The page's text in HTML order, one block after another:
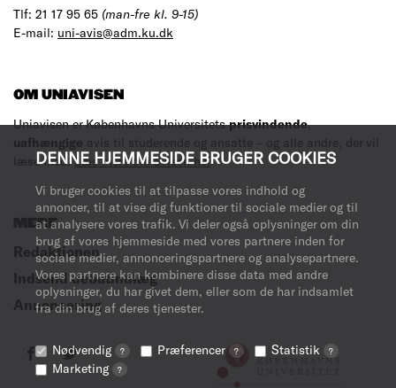
DENNE HJEMMESIDE BRUGER COOKIES
Vi bruger cookies til at tilpasse vores indhold og
annoncer, til at vise dig funktioner til sociale medier og til
at analysere vores trafik. Vi deler også oplysninger om din
brug af vores hjemmeside med vores partnere inden for
sociale medier, annonceringspartnere og analysepartnere.
Vores partnere kan kombinere disse data med andre
oplysninger, du har givet dem, eller som de har indsamlet
fra din brug af deres tjenester.
Nødvendig ? Præferencer ? Statistik ?
Marketing ?
Tlf: 21 17 95 65 (man-fre kl. 9-15)
E-mail: uni-avis@adm.ku.dk
OM UNIAVISEN
Uniavisen er Københavns Universitetsprisvindende,
uafhængige avis til studerende og ansatte – og alle andre, der vil
læse med.Læs mere om avisen her.
MERE
Redaktionen
Indsend debatindlæg
Annoncering